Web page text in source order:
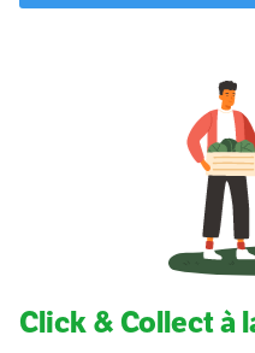
Click & Collect à